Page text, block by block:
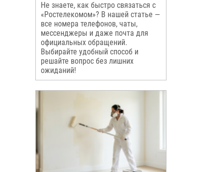
Не знаете, как быстро связаться с
«Ростелекомом»? В нашей статье —
все номера телефонов, чаты,
мессенджеры и даже почта для
официальных обращений.
Выбирайте удобный способ и
решайте вопрос без лишних
ожиданий!